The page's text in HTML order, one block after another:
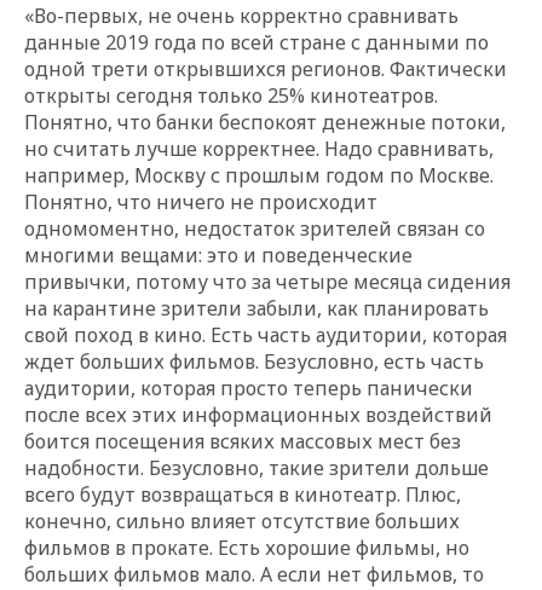
«Во-первых, не очень корректно сравнивать
данные 2019 года по всей стране с данными по
одной трети открывшихся регионов. Фактически
открыты сегодня только 25% кинотеатров.
Понятно, что банки беспокоят денежные потоки,
но считать лучше корректнее. Надо сравнивать,
например, Москву с прошлым годом по Москве.
Понятно, что ничего не происходит
одномоментно, недостаток зрителей связан со
многими вещами: это и поведенческие
привычки, потому что за четыре месяца сидения
на карантине зрители забыли, как планировать
свой поход в кино. Есть часть аудитории, которая
ждет больших фильмов. Безусловно, есть часть
аудитории, которая просто теперь панически
после всех этих информационных воздействий
боится посещения всяких массовых мест без
надобности. Безусловно, такие зрители дольше
всего будут возвращаться в кинотеатр. Плюс,
конечно, сильно влияет отсутствие больших
фильмов в прокате. Есть хорошие фильмы, но
больших фильмов мало. А если нет фильмов, то